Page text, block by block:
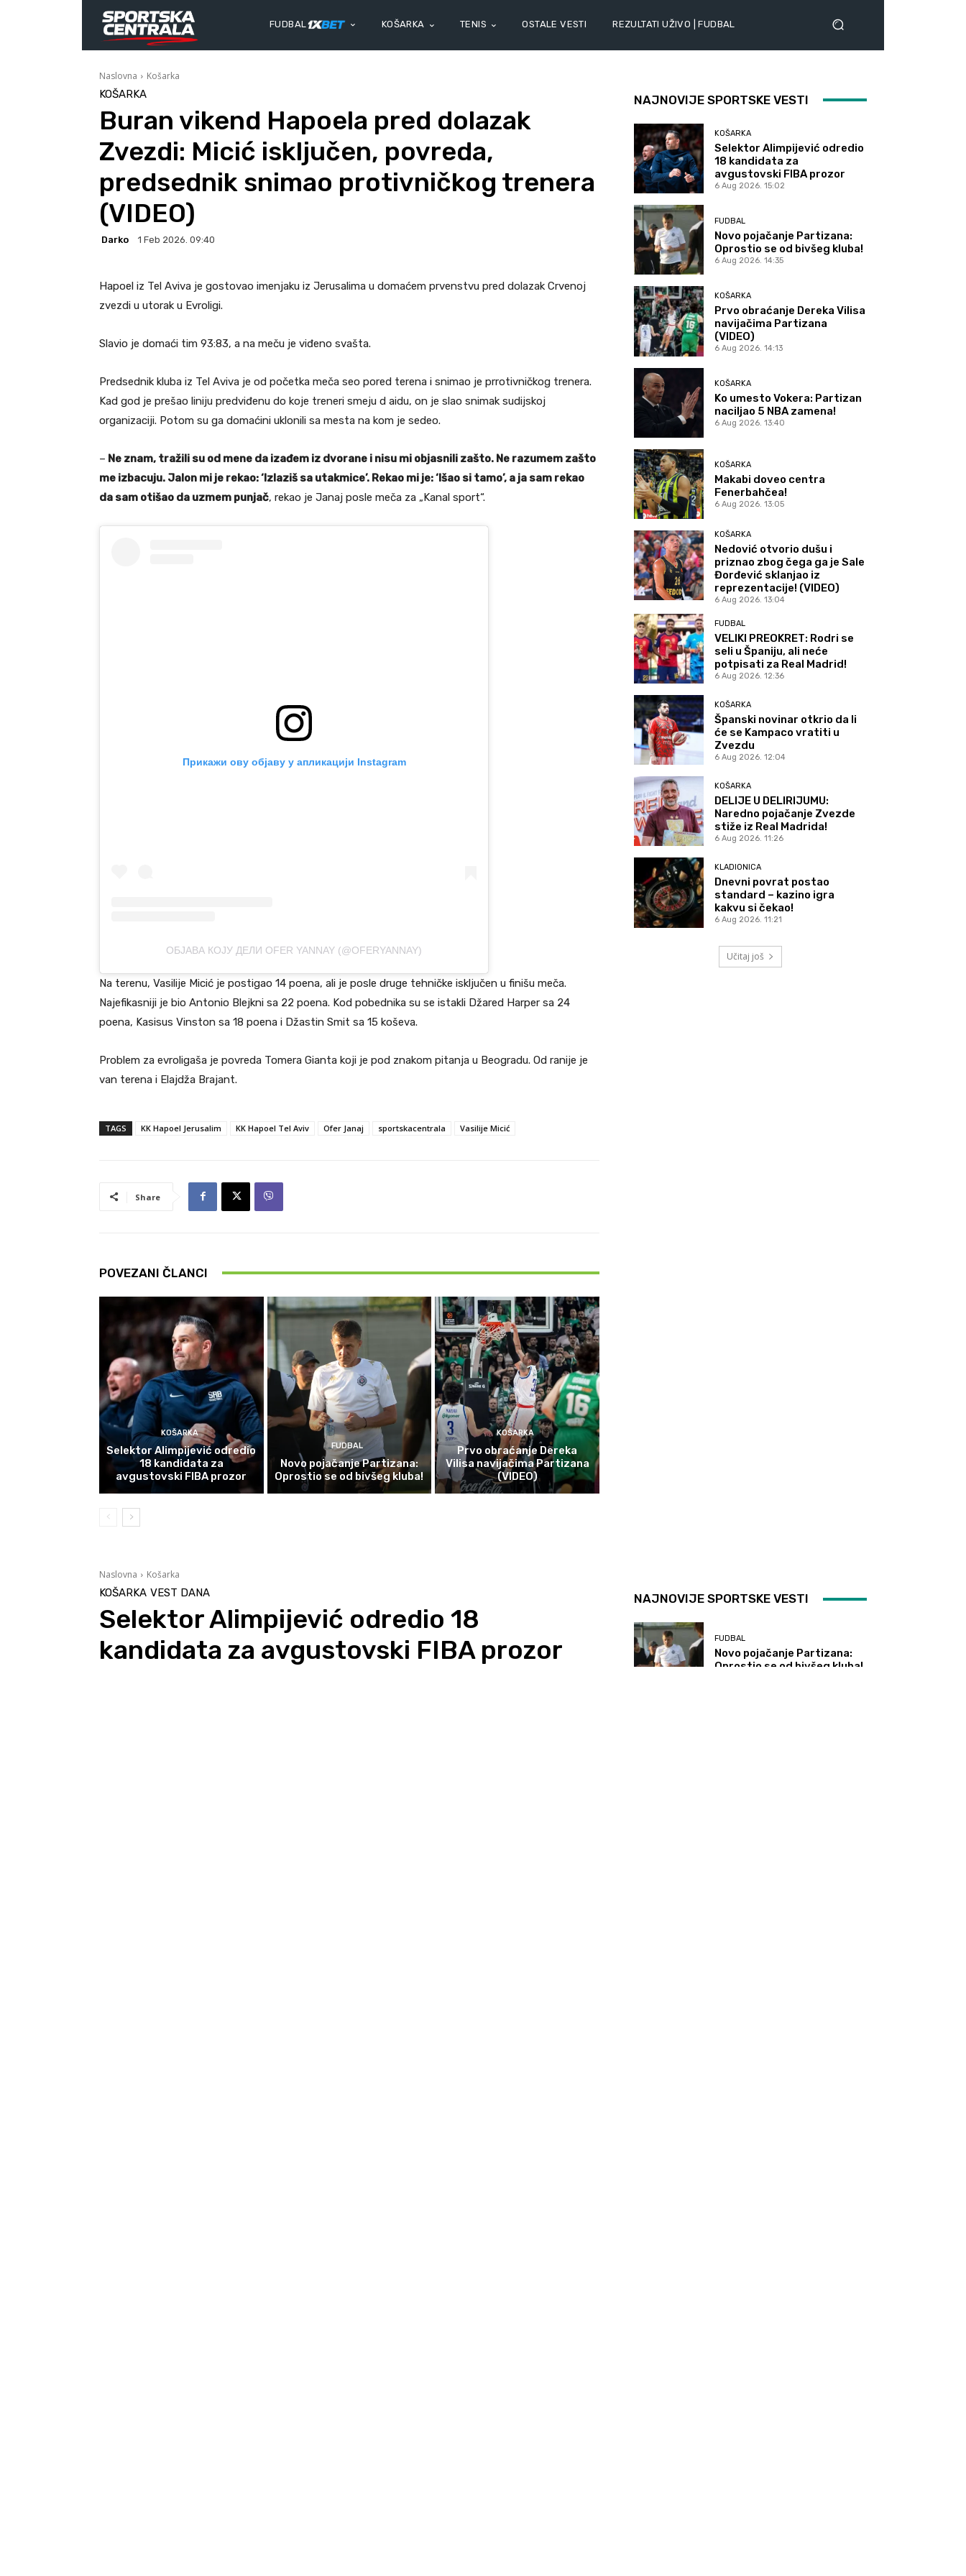
FUDBAL KOŠARKA TENIS OSTALE VESTI REZULTATI UŽIVO | FUDBAL
Naslovna Košarka
KOŠARKA
Buran vikend Hapoela pred dolazak
Zvezdi: Micić isključen, povreda,
predsednik snimao protivničkog trenera
(VIDEO)
Darko 1 Feb 2026. 09:40
Hapoel iz Tel Aviva je gostovao imenjaku iz Jerusalima u domaćem prvenstvu pred dolazak Crvenoj
zvezdi u utorak u Evroligi.
Slavio je domaći tim 93:83, a na meču je viđeno svašta.
Predsednik kluba iz Tel Aviva je od početka meča seo pored terena i snimao je prrotivničkog trenera.
Kad god je prešao liniju predviđenu do koje treneri smeju d aidu, on je slao snimak sudijskoj
organizaciji. Potom su ga domaćini uklonili sa mesta na kom je sedeo.
– Ne znam, tražili su od mene da izađem iz dvorane i nisu mi objasnili zašto. Ne razumem zašto
me izbacuju. Jalon mi je rekao: ‘Izlaziš sa utakmice’. Rekao mi je: ‘Išao si tamo’, a ja sam rekao
da sam otišao da uzmem punjač, rekao je Janaj posle meča za „Kanal sport“.
Прикажи ову објаву у апликацији Instagram
ОБЈАВА КОЈУ ДЕЛИ OFER YANNAY (@OFERYANNAY)
Na terenu, Vasilije Micić je postigao 14 poena, ali je posle druge tehničke isključen u finišu meča.
Najefikasniji je bio Antonio Blejkni sa 22 poena. Kod pobednika su se istakli Džared Harper sa 24
poena, Kasisus Vinston sa 18 poena i Džastin Smit sa 15 koševa.
Problem za evroligaša je povreda Tomera Gianta koji je pod znakom pitanja u Beogradu. Od ranije je
van terena i Elajdža Brajant.
TAGS KK Hapoel Jerusalim KK Hapoel Tel Aviv Ofer Janaj sportskacentrala Vasilije Micić
Share
POVEZANI ČLANCI
KOŠARKA
Selektor Alimpijević odredio
18 kandidata za
avgustovski FIBA prozor
FUDBAL
Novo pojačanje Partizana:
Oprostio se od bivšeg kluba!
KOŠARKA
Prvo obraćanje Dereka
Vilisa navijačima Partizana
(VIDEO)
NAJNOVIJE SPORTSKE VESTI
KOŠARKA
Selektor Alimpijević odredio
18 kandidata za
avgustovski FIBA prozor
6 Aug 2026. 15:02
FUDBAL
Novo pojačanje Partizana:
Oprostio se od bivšeg kluba!
6 Aug 2026. 14:35
KOŠARKA
Prvo obraćanje Dereka Vilisa
navijačima Partizana
(VIDEO)
6 Aug 2026. 14:13
KOŠARKA
Ko umesto Vokera: Partizan
naciljao 5 NBA zamena!
6 Aug 2026. 13:40
KOŠARKA
Makabi doveo centra
Fenerbahčea!
6 Aug 2026. 13:05
KOŠARKA
Nedović otvorio dušu i
priznao zbog čega ga je Sale
Đorđević sklanjao iz
reprezentacije! (VIDEO)
6 Aug 2026. 13:04
FUDBAL
VELIKI PREOKRET: Rodri se
seli u Španiju, ali neće
potpisati za Real Madrid!
6 Aug 2026. 12:36
KOŠARKA
Španski novinar otkrio da li
će se Kampaco vratiti u
Zvezdu
6 Aug 2026. 12:04
KOŠARKA
DELIJE U DELIRIJUMU:
Naredno pojačanje Zvezde
stiže iz Real Madrida!
6 Aug 2026. 11:26
KLADIONICA
Dnevni povrat postao
standard – kazino igra
kakvu si čekao!
6 Aug 2026. 11:21
Učitaj još